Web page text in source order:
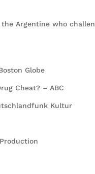
Argentine who
Globe
Cheat? – ABC
Kultur